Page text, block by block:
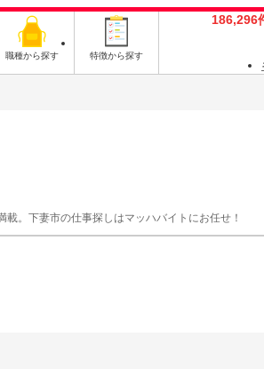
職種から探す 特徴から探す
186,296
。下妻市の仕事探しはマッハバイトにお任せ！